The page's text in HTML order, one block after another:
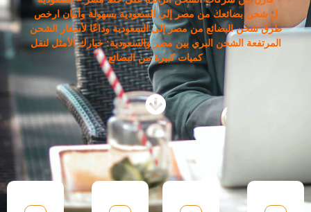
ل شحن بضائعك من مصر إلى السعودية بسهولة وأمان ارخص
طرق شحن البضائع من مصر إلى السعودية وداعًا لأسعار الشحن
المرتفعة الشحن البري بين مصر والسعودية: خيارك الأمثل لنقل
كميات كبيرة من البضائع